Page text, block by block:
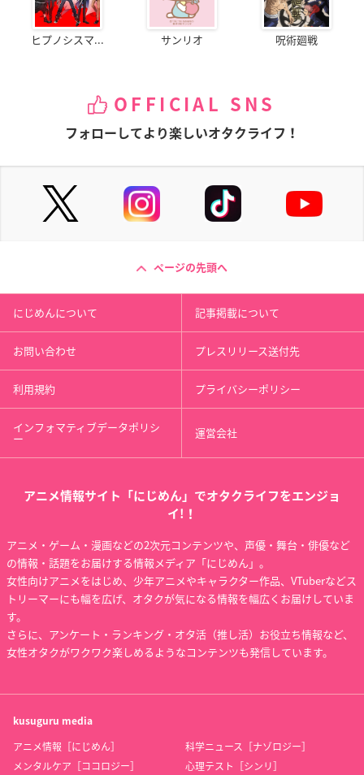
ヒプノシスマ... サンリオ 呪術廻戦
OFFICIAL SNS
フォローしてより楽しいオタクライフ！
ページの先頭へ
にじめんについて 記事掲載について
お問い合わせ プレスリリース送付先
利用規約 プライバシーポリシー
インフォマティブデータポリシ
ー 運営会社
アニメ情報サイト「にじめん」でオタクライフをエンジョ
イ!！
アニメ・ゲーム・漫画などの2次元コンテンツや、声優・舞台・俳優など
の情報・話題をお届けする情報メディア「にじめん」。
女性向けアニメをはじめ、少年アニメやキャラクター作品、VTuberなどス
トリーマーにも幅を広げ、オタクが気になる情報を幅広くお届けしていま
す。
さらに、アンケート・ランキング・オタ活（推し活）お役立ち情報など、
女性オタクがワクワク楽しめるようなコンテンツも発信しています。
kusuguru media
アニメ情報［にじめん］
科学ニュース［ナゾロジー］
メンタルケア［ココロジー］
心理テスト［シンリ］